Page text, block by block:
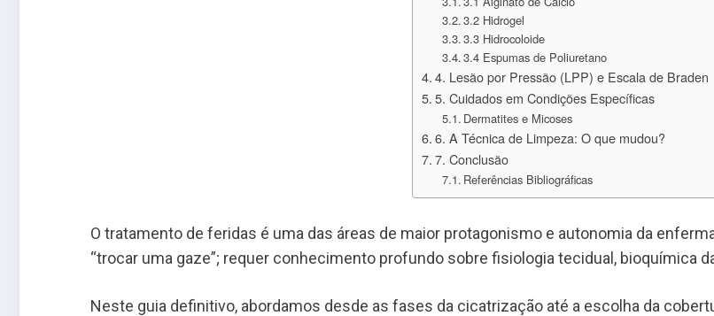
3.2 Hidrogel
3.3 Hidrocoloide
3.4 Espumas de Poliuretano
4. Lesão por Pressão (LPP) e Escala de Braden
5. Cuidados em Condições Específicas
Dermatites e Micoses
6. A Técnica de Limpeza: O que mudou?
7. Conclusão
Referências Bibliográficas
O tratamento de feridas é uma das áreas de maior protagonismo e autonomia da
“trocar uma gaze”; requer conhecimento profundo sobre fisiologia tecidual, bioquímica
Neste guia definitivo, abordamos desde as fases da cicatrização até a escolha da